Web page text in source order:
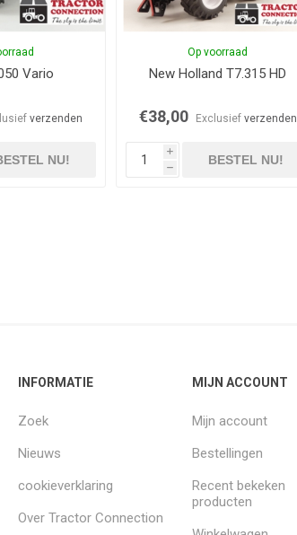
Vario
verzenden
NU!
Op voorraad
New Holland T7.315 HD
€38,00 Exclusief verzenden
i
h
BESTEL NU!
INFORMATIE
Zoek
Nieuws
cookieverklaring
Over Tractor Connection
MIJN ACCOUNT
Mijn account
Bestellingen
Recent bekeken
producten